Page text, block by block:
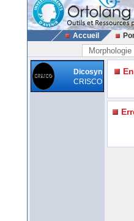
Accueil
Morphologie
Dicosyn
CRISCO